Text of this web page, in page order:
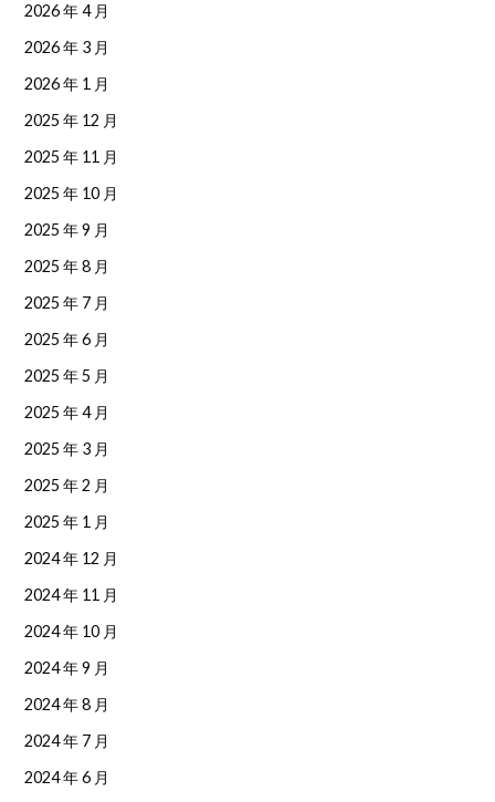
2026 年 4 月
2026 年 3 月
2026 年 1 月
2025 年 12 月
2025 年 11 月
2025 年 10 月
2025 年 9 月
2025 年 8 月
2025 年 7 月
2025 年 6 月
2025 年 5 月
2025 年 4 月
2025 年 3 月
2025 年 2 月
2025 年 1 月
2024 年 12 月
2024 年 11 月
2024 年 10 月
2024 年 9 月
2024 年 8 月
2024 年 7 月
2024 年 6 月